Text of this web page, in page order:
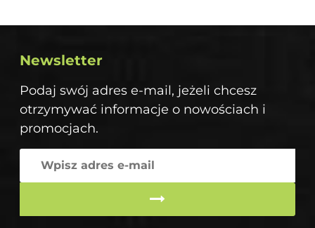
Newsletter
Podaj swój adres e-mail, jeżeli chcesz
otrzymywać informacje o nowościach i
promocjach.